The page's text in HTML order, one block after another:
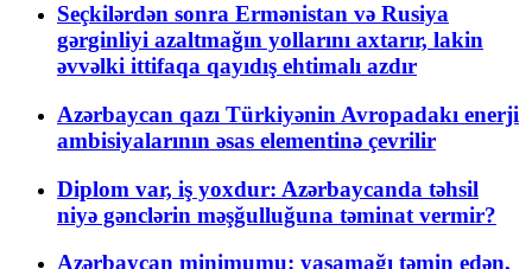
Seçkilərdən sonra Ermənistan və Rusiya
gərginliyi azaltmağın yollarını axtarır, lakin
əvvəlki ittifaqa qayıdış ehtimalı azdır
Azərbaycan qazı Türkiyənin Avropadakı enerji
ambisiyalarının əsas elementinə çevrilir
Diplom var, iş yoxdur: Azərbaycanda təhsil
niyə gənclərin məşğulluğuna təminat vermir?
Azərbaycan minimumu: yaşamağı təmin edən,